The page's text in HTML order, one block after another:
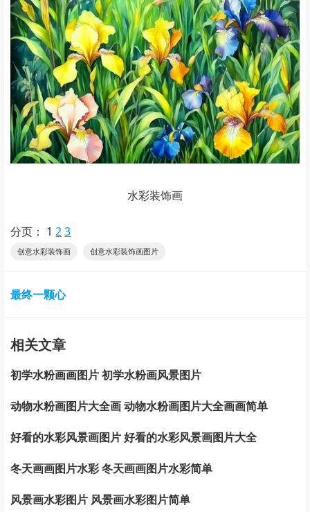
水彩装饰画
分页： 1 2 3
创意水彩装饰画 创意水彩装饰画图片
最终一颗心
相关文章
初学水粉画画图片 初学水粉画风景图片
动物水粉画图片大全画 动物水粉画图片大全画画简单
好看的水彩风景画图片 好看的水彩风景画图片大全
冬天画画图片水彩 冬天画画图片水彩简单
风景画水彩图片 风景画水彩图片简单